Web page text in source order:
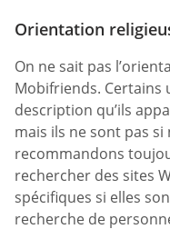
Orientation
On ne sait pas
Mobifriends. Certains
description qu’ils
mais ils ne sont pas
recommandons
rechercher des sites
spécifiques si elles
recherche de